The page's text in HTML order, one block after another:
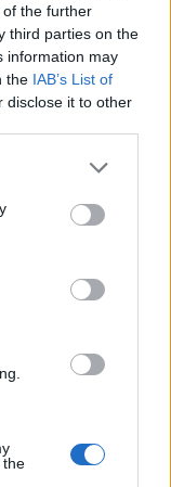
the further
third parties on the
information may
the IAB’s List of
disclose it to other
or more Google
You may click to
party tags to
in below Google
the